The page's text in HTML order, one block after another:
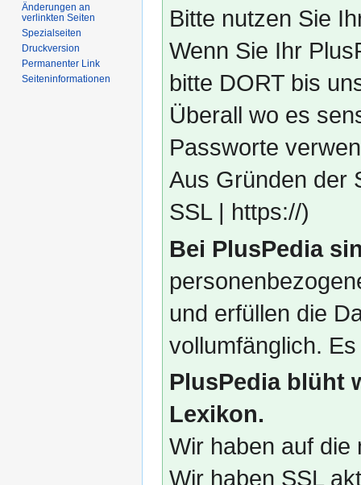
Bitte nutzen Sie
Wenn Sie Ihr
bitte DORT bis
Überall wo es
Passworte
Aus Gründen der
SSL | https://)
Bei PlusPedia
und erfüllen die
vollumfänglich.
PlusPedia blüht
Lexikon.
Wir haben auf die
Wir haben SSL
Änderungen an
verlinkten Seiten
Spezialseiten
Druckversion
Permanenter Link
Seiten­­informationen